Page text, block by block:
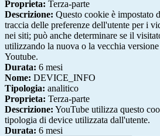
Proprieta: Terza-parte
Descrizione: Questo cookie è impostato
traccia delle preferenze dell'utente per i
nei siti; può anche determinare se il
utilizzando la nuova o la vecchia
Youtube.
Durata: 6 mesi
Nome: DEVICE_INFO
Tipologia: analitico
Proprieta: Terza-parte
Descrizione: YouTube utilizza questo
tipologia di device utilizzata dall'utente.
Durata: 6 mesi